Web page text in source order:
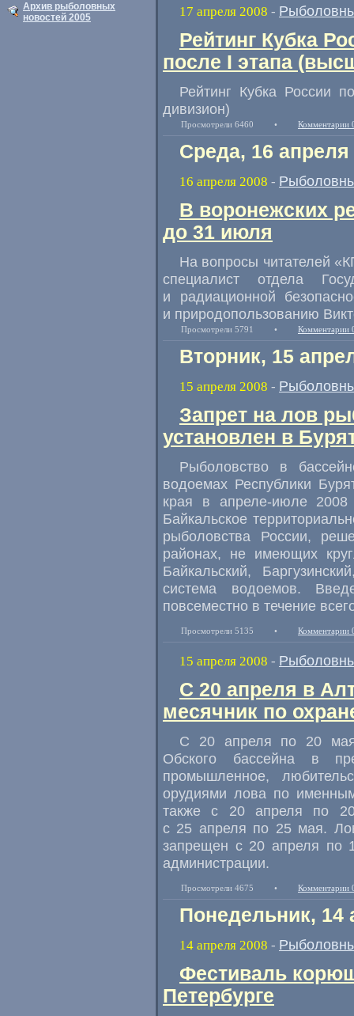
Архив рыболовных
новостей 2005
17 апреля 2008 -
Рейтинг Кубка
после I этапа
Рейтинг Кубка России
дивизион)
Просмотрели 6460 • Комментарии
Среда, 16 апреля
16 апреля 2008 -
В воронежских
до 31 июля
На вопросы читателей
специалист отдела
и радиационной
и природопользованию
Просмотрели 5791 • Комментарии
Вторник, 15
15 апреля 2008 -
Запрет на лов
установлен в
Рыболовство в
водоемах Республики
края в апреле-июле
Байкальское
рыболовства России,
районах, не имеющих
Байкальский,
система водоемов.
повсеместно в течение
Просмотрели 5135 • Комментарии
15 апреля 2008 -
С 20 апреля в
месячник по
С 20 апреля по 20
Обского бассейна в
промышленное,
орудиями лова по
также с 20 апреля по
с 25 апреля по 25 мая.
запрещен с 20 апреля по
администрации.
Просмотрели 4675 • Комментарии
Понедельник, 14
14 апреля 2008 -
Фестиваль
Петербурге